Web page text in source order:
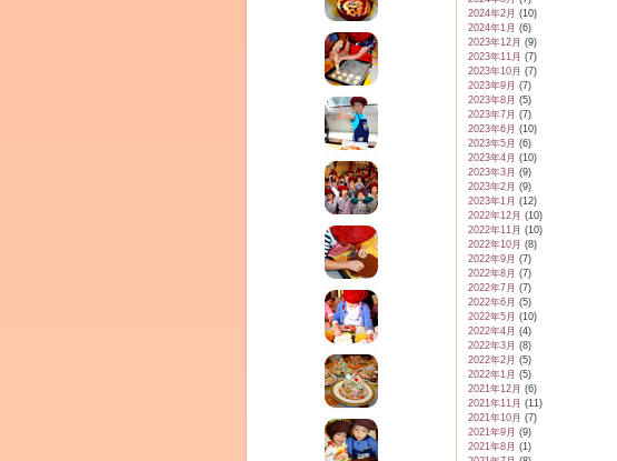
2024年2月 (10)
2024年1月 (6)
2023年12月 (9)
2023年11月 (7)
2023年10月 (7)
2023年9月 (7)
2023年8月 (5)
2023年7月 (7)
2023年6月 (10)
2023年5月 (6)
2023年4月 (10)
2023年3月 (9)
2023年2月 (9)
2023年1月 (12)
2022年12月 (10)
2022年11月 (10)
2022年10月 (8)
2022年9月 (7)
2022年8月 (7)
2022年7月 (7)
2022年6月 (5)
2022年5月 (10)
2022年4月 (4)
2022年3月 (8)
2022年2月 (5)
2022年1月 (5)
2021年12月 (6)
2021年11月 (11)
2021年10月 (7)
2021年9月 (9)
2021年8月 (1)